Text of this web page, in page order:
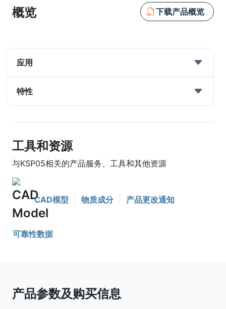
概览 下载产品概览
应用
特性
工具和资源
与KSP05相关的产品服务、工具和其他资源
CAD模型 物质成分 产品更改通知
可靠性数据
产品参数及购买信息